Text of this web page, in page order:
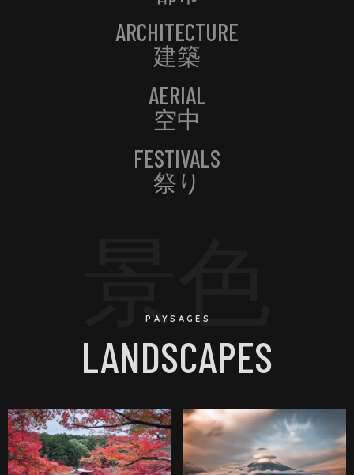
ARCHITECTURE
建築
AERIAL
空中
FESTIVALS
祭り
PAYSAGES
LANDSCAPES